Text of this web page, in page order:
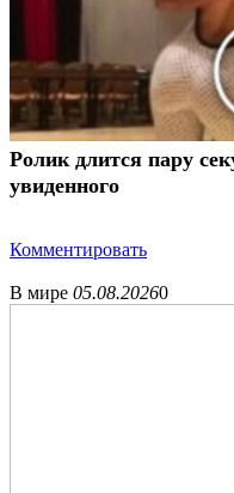
Ролик длится пару
увиденного
Комментировать
В мире 05.08.20260